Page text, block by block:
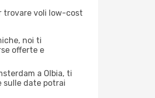
trovare voli low-cost
noi ti
offerte e
a Olbia, ti
sulle date potrai